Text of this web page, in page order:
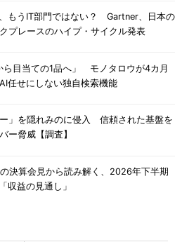
もうIT部門ではない？ Gartner、日本の
プレースのハイプ・サイクル発表
ら目当ての1品へ」 モノタロウが4カ月
任せにしない独自検索機能
ー」を隠れみのに侵入 信頼された基盤を
ー脅威【調査】
決算会見から読み解く、2026年下半期
収益の見通し」